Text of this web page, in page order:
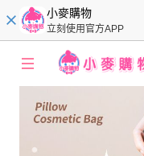
小麥購物
立刻使用官方APP